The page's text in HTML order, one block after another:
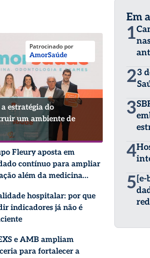
Patrocinado por
AmorSaúde
estratégia do
um ambiente de
Fleury aposta em
contínuo para ampliar
além da medicina
hospitalar: por que
indicadores já não é
e AMB ampliam
para fortalecer a
Em
1
23
3
4
5